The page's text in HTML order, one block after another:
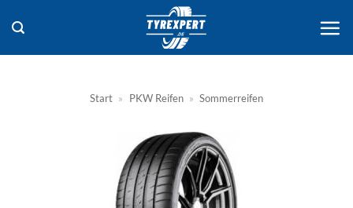
Inhalt
springen
Start » PKW Reifen » Sommerreifen